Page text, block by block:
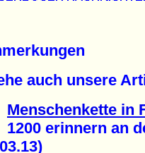
auch unsere
Menschenkette in
erinnern an